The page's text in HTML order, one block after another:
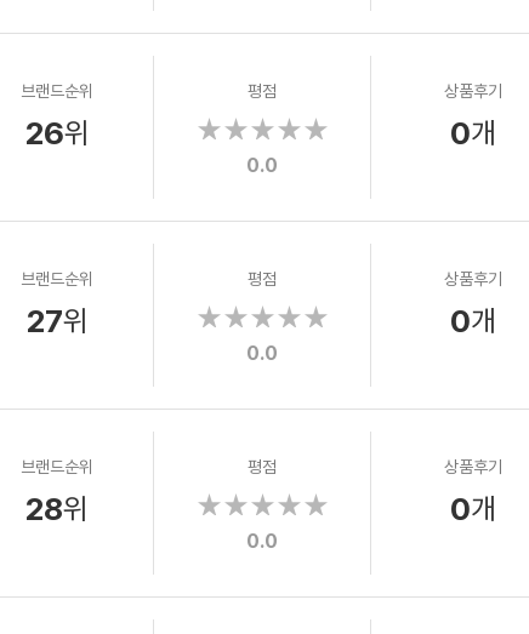
브랜드순위
26위
평점
0.0
상품후기
0개
브랜드순위
27위
평점
0.0
상품후기
0개
브랜드순위
28위
평점
0.0
상품후기
0개